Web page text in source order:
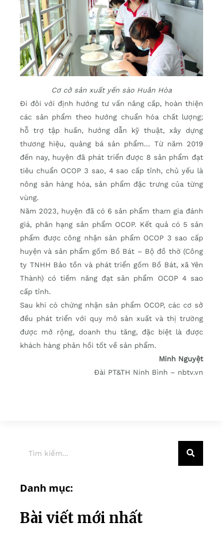
Cơ cở sản xuất yến sào Huân Hòa
Đi đôi với định hướng tư vấn nâng cấp, hoàn thiện
các sản phẩm theo hướng chuẩn hóa chất lượng;
hỗ trợ tập huấn, hướng dẫn kỹ thuật, xây dựng
thương hiệu, quảng bá sản phẩm… Từ năm 2019
đến nay, huyện đã phát triển được 8 sản phẩm đạt
tiêu chuẩn OCOP 3 sao, 4 sao cấp tỉnh, chủ yếu là
nông sản hàng hóa, sản phẩm đặc trưng của từng
vùng.
Năm 2023, huyện đã có 6 sản phẩm tham gia đánh
giá, phân hạng sản phẩm OCOP. Kết quả có 5 sản
phẩm được công nhận sản phẩm OCOP 3 sao cấp
huyện và sản phẩm gốm Bồ Bát – Bộ đồ thờ (Công
ty TNHH Bảo tồn và phát triển gốm Bồ Bát, xã Yên
Thành) có tiềm năng đạt sản phẩm OCOP 4 sao
cấp tỉnh.
Sau khi có chứng nhận sản phẩm OCOP, các cơ sở
đều phát triển với quy mô sản xuất và thị trường
được mở rộng, doanh thu tăng, đặc biệt là được
khách hàng phản hồi tốt về sản phẩm.
Minh Nguyệt
Đài PT&TH Ninh Bình – nbtv.vn
Danh mục:
Bài viết mới nhất